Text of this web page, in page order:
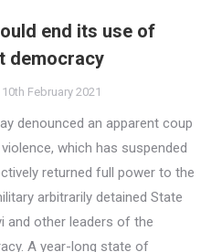
end its use of
democracy
10th February 2021
denounced an apparent coup
which has suspended
returned full power to the
arbitrarily detained State
and other leaders of the
A year-long state of